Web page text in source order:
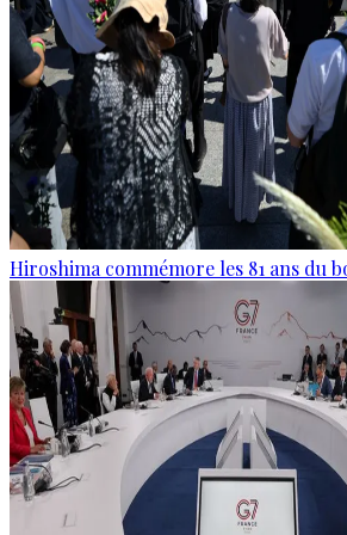
Hiroshima commémore les 81 ans du